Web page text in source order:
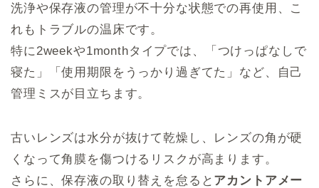
洗浄や保存液の管理が不十分な状態での再使用、こ
れもトラブルの温床です。
特に2weekや1monthタイプでは、「つけっぱなしで
寝た」「使用期限をうっかり過ぎてた」など、自己
管理ミスが目立ちます。
古いレンズは水分が抜けて乾燥し、レンズの角が硬
くなって角膜を傷つけるリスクが高まります。
さらに、保存液の取り替えを怠ると アカントアメー